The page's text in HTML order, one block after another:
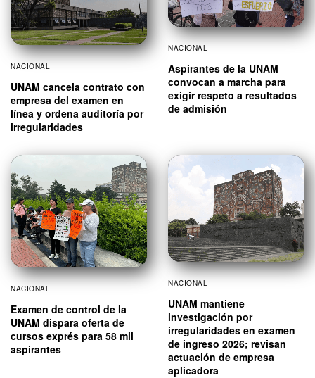
NACIONAL
UNAM cancela contrato con
empresa del examen en
línea y ordena auditoría por
irregularidades
NACIONAL
Aspirantes de la UNAM
convocan a marcha para
exigir respeto a resultados
de admisión
NACIONAL
Examen de control de la
UNAM dispara oferta de
cursos exprés para 58 mil
aspirantes
NACIONAL
UNAM mantiene
investigación por
irregularidades en examen
de ingreso 2026; revisan
actuación de empresa
aplicadora